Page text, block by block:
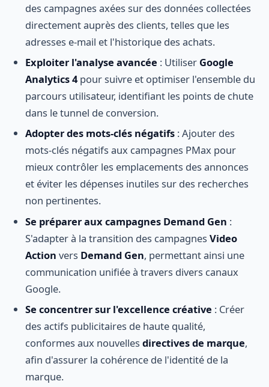
des campagnes axées sur des données collectées
directement auprès des clients, telles que les
adresses e-mail et l'historique des achats.
Exploiter l'analyse avancée : Utiliser Google
Analytics 4pour suivre et optimiser l'ensemble du
parcours utilisateur, identifiant les points de chute
dans le tunnel de conversion.
Adopter des mots-clés négatifs : Ajouter des
mots-clés négatifs aux campagnes PMax pour
mieux contrôler les emplacements des annonces
et éviter les dépenses inutiles sur des recherches
non pertinentes.
Se préparer aux campagnes Demand Gen :
S'adapter à la transition des campagnesVideo
Action vers Demand Gen, permettant ainsi une
communication unifiée à travers divers canaux
Google.
Se concentrer sur l'excellence créative : Créer
des actifs publicitaires de haute qualité,
conformes aux nouvellesdirectives de marque,
afin d'assurer la cohérence de l'identité de la
marque.